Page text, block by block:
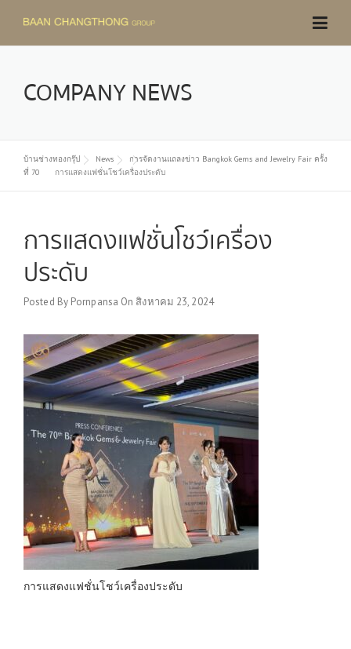
content
COMPANY NEWS
บ้านช่างทองกรุ๊ป News
การจัดงานแถลงข่าว Bangkok Gems and Jewelry Fair ครั้ง
ที่ 70
การแสดงแฟชั่นโชว์เครื่องประดับ
การแสดงแฟชั่นโชว์เครื่อง
ประดับ
Posted By Pornpansa On สิงหาคม 23, 2024
การแสดงแฟชั่นโชว์เครื่องประดับ